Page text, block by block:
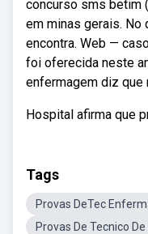
concurso sms betim
em minas gerais.
encontra. Web —
foi oferecida neste
enfermagem diz que
Hospital afirma que
Tags
Provas DeTec
Provas De Tecnico